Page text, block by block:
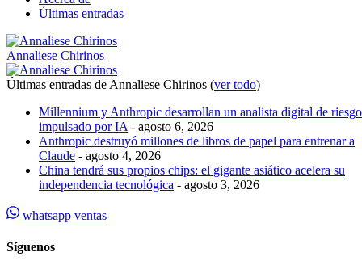
Últimas entradas
Annaliese Chirinos
Últimas entradas de Annaliese Chirinos (ver todo)
Millennium y Anthropic desarrollan un analista digital de
impulsado por IA - agosto 6, 2026
Anthropic destruyó millones de libros de papel para entrenar a
Claude - agosto 4, 2026
China tendrá sus propios chips: el gigante asiático acelera su
independencia tecnológica - agosto 3, 2026
whatsapp ventas
Síguenos